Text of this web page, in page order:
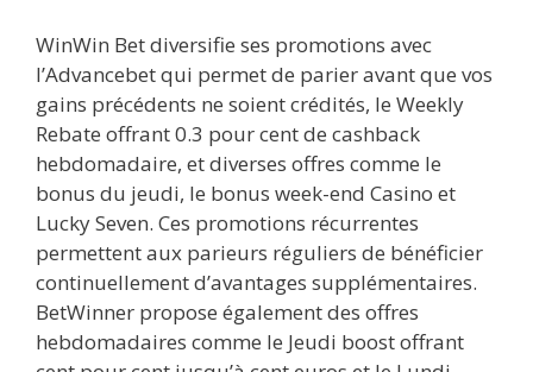
WinWin Bet diversifie ses promotions avec
l’Advancebet qui permet de parier avant que vos
gains précédents ne soient crédités, le Weekly
Rebate offrant 0.3 pour cent de cashback
hebdomadaire, et diverses offres comme le
bonus du jeudi, le bonus week-end Casino et
Lucky Seven. Ces promotions récurrentes
permettent aux parieurs réguliers de bénéficier
continuellement d’avantages supplémentaires.
BetWinner propose également des offres
hebdomadaires comme le Jeudi boost offrant